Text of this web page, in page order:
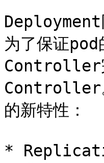
Deployment
为了保证
Controller
Controller
的新特性：
*